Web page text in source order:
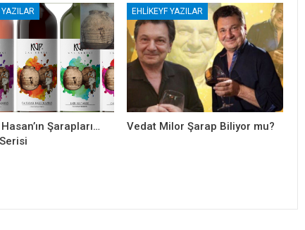
YAZILAR
Şarapları…
EHLIKEYF YAZILAR
Vedat Milor Şarap Biliyor mu?